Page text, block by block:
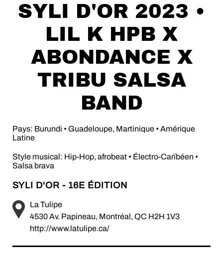
SYLI D'OR 2023 •
LIL K HPB X
ABONDANCE X
TRIBU SALSA
BAND
Pays: Burundi • Guadeloupe, Martinique • Amérique
Latine
Style musical: Hip-Hop, afrobeat • Électro-Carïbéen •
Salsa brava
SYLI D'OR - 16E ÉDITION
La Tulipe
4530 Av. Papineau, Montréal, QC H2H 1V3
http://www.latulipe.ca/